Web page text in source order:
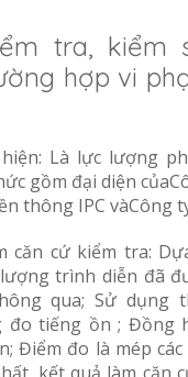
tra, kiểm
hợp vi
Là lực lượng
gồm đại diện
thông IPC vàCông
căn cứ kiểm tra:
trình diễn đã
qua; Sử dụng
đo tiếng ồn ; Đồng
Điểm đo là mép